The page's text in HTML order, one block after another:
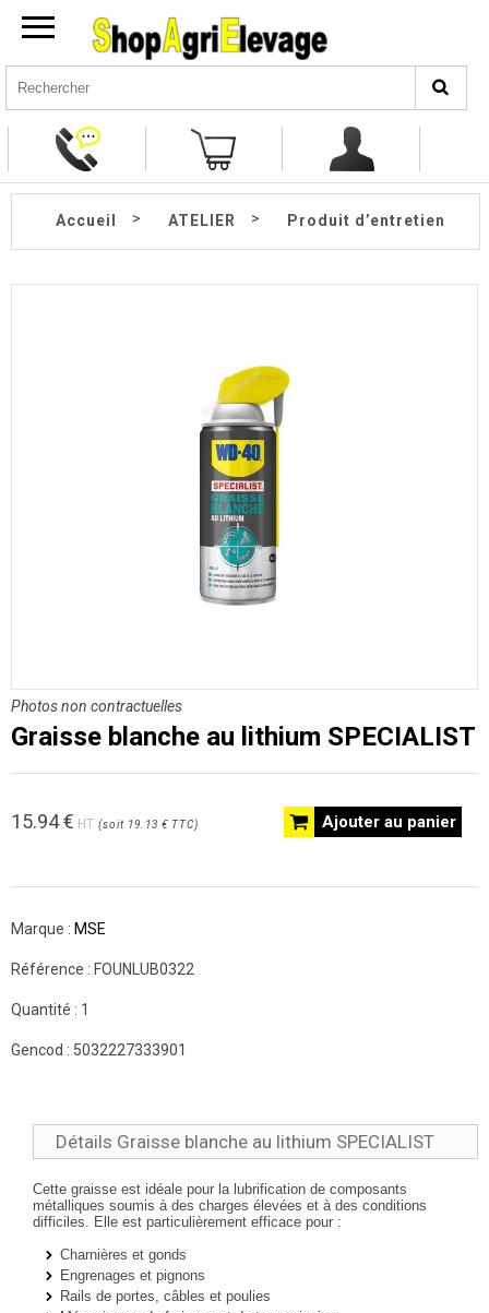
Accueil > ATELIER > Produit d’entretien
Photos non contractuelles
Graisse blanche au lithium SPECIALIST
Ajouter au panier
15.94€ HT (soit 19.13 € TTC)
Marque : MSE
Référence : FOUNLUB0322
Quantité : 1
Gencod : 5032227333901
Détails Graisse blanche au lithium SPECIALIST
Cette graisse est idéale pour la lubrification de composants
métalliques soumis à des charges élevées et à des conditions
difficiles. Elle est particulièrement efficace pour :
Charnières et gonds
Engrenages et pignons
Rails de portes, câbles et poulies